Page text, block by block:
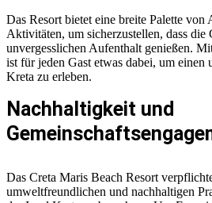
Das Resort bietet eine breite Palette von
Aktivitäten, um sicherzustellen, dass die
unvergesslichen Aufenthalt genießen.
ist für jeden Gast etwas dabei, um einen
Kreta zu erleben.
Nachhaltigkeit und
Das Creta Maris Beach Resort
umweltfreundlichen und nachhaltigen